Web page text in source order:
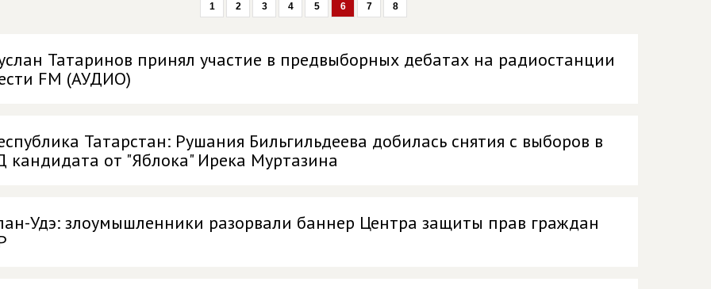
1 2 3 4 5 6 7 8
Татаринов принял участие в предвыборных дебатах на радиостанции
FM (АУДИО)
Татарстан: Рушания Бильгильдеева добилась снятия с выборов в
кандидата от "Яблока" Ирека Муртазина
Удэ: злоумышленники разорвали баннер Центра защиты прав граждан